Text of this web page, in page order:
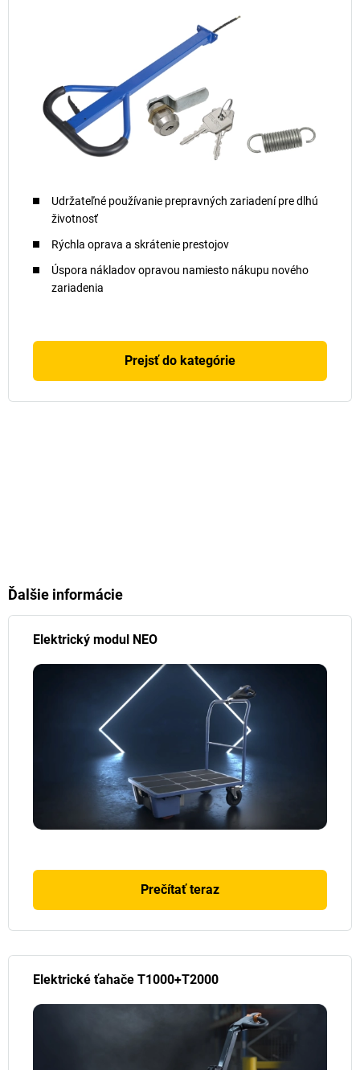
Udržateľné používanie prepravných zariadení pre dlhú
životnosť
Rýchla oprava a skrátenie prestojov
Úspora nákladov opravou namiesto nákupu nového
zariadenia
Prejsť do kategórie
Ďalšie informácie
Elektrický modul NEO
Prečítať teraz
Elektrické ťahače T1000+T2000